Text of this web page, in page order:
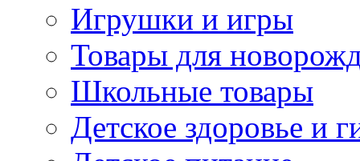
Игрушки и игры
Товары для
Школьные товары
Детское здоровье и